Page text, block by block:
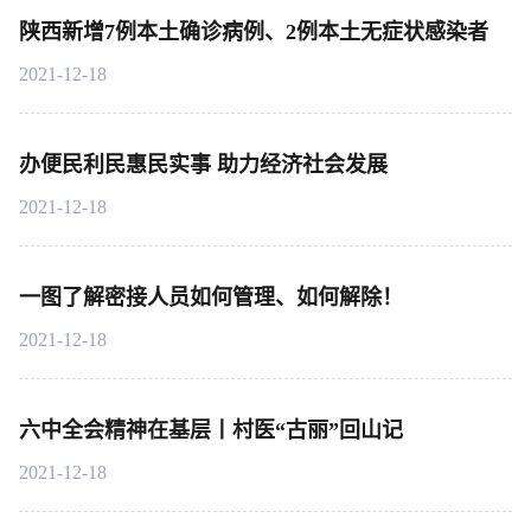
陕西新增7例本土确诊病例、2例本土无症状感染者
2021-12-18
办便民利民惠民实事 助力经济社会发展
2021-12-18
一图了解密接人员如何管理、如何解除！
2021-12-18
六中全会精神在基层丨村医“古丽”回山记
2021-12-18